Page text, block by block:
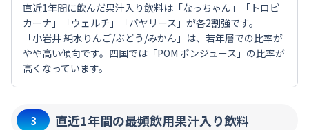
直近1年間に飲んだ果汁入り飲料は「なっちゃん」「トロピ
カーナ」「ウェルチ」「バヤリース」が各2割強です。
「小岩井 純水りんご/ぶどう/みかん」は、若年層での比率が
やや高い傾向です。四国では「POM ポンジュース」の比率が
高くなっています。
3 直近1年間の最頻飲用果汁入り飲料